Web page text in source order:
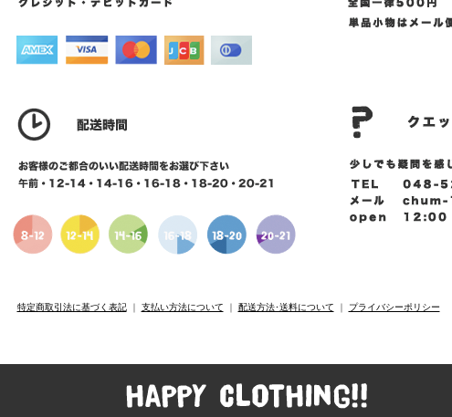
特定商取引法に基づく表記｜ 支払い方法について ｜ 配送方法･送料について ｜ プライバシーポリシー